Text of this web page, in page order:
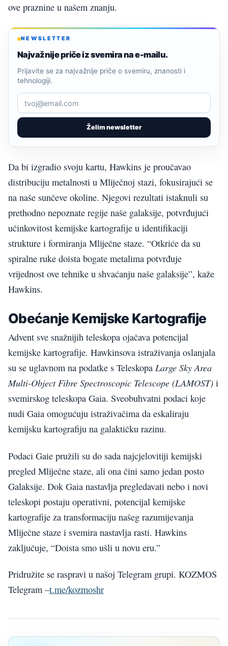
ove praznine u našem znanju.
NEWSLETTER
Najvažnije priče iz svemira na e-mailu.
Želim newsletter
Prijavite se za najvažnije priče o svemiru, znanosti i
tehnologiji.
Da bi izgradio svoju kartu, Hawkins je proučavao
distribuciju metalnosti u Mliječnoj stazi, fokusirajući se
na naše sunčeve okoline. Njegovi rezultati istaknuli su
prethodno nepoznate regije naše galaksije, potvrđujući
učinkovitost kemijske kartografije u identifikaciji
strukture i formiranja Mliječne staze. “Otkriće da su
spiralne ruke doista bogate metalima potvrđuje
vrijednost ove tehnike u shvaćanju naše galaksije”, kaže
Hawkins.
Obećanje Kemijske Kartografije
Advent sve snažnijih teleskopa ojačava potencijal
kemijske kartografije. Hawkinsova istraživanja oslanjala
su se uglavnom na podatke s Teleskopa Large Sky Area
Multi-Object Fibre Spectroscopic Telescope (LAMOST) i
svemirskog teleskopa Gaia. Sveobuhvatni podaci koje
nudi Gaia omogućuju istraživačima da eskaliraju
kemijsku kartografiju na galaktičku razinu.
Podaci Gaie pružili su do sada najcjelovitiji kemijski
pregled Mliječne staze, ali ona čini samo jedan posto
Galaksije. Dok Gaia nastavlja pregledavati nebo i novi
teleskopi postaju operativni, potencijal kemijske
kartografije za transformaciju našeg razumijevanja
Mliječne staze i svemira nastavlja rasti. Hawkins
zaključuje, “Doista smo ušli u novu eru.”
Pridružite se raspravi u našoj Telegram grupi. KOZMOS
Telegram –t.me/kozmoshr